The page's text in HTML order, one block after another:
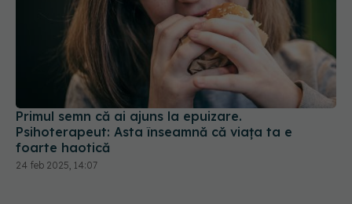
Primul semn că ai ajuns la epuizare.
Psihoterapeut: Asta înseamnă că viaţa ta e
foarte haotică
24 feb 2025, 14:07